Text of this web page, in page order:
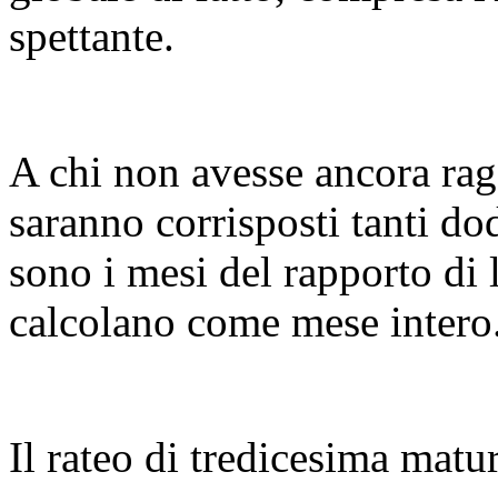
spettante.
A chi non avesse ancora
saranno corrisposti tanti
sono i mesi del rapporto
calcolano come mese
Il rateo di tredicesima